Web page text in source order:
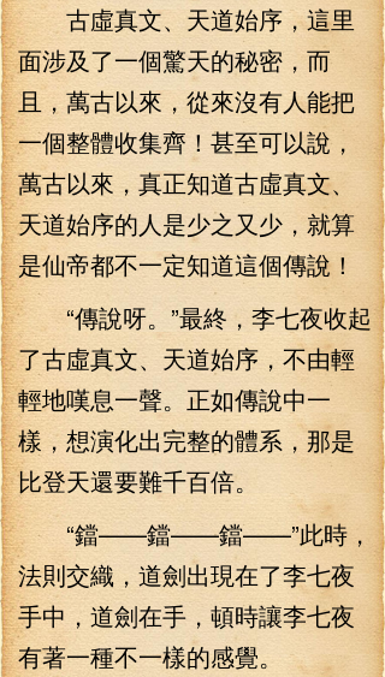
古虛真文、天道始序，這里
面涉及了一個驚天的秘密，而
且，萬古以來，從來沒有人能把
一個整體收集齊！甚至可以說，
萬古以來，真正知道古虛真文、
天道始序的人是少之又少，就算
是仙帝都不一定知道這個傳說！
“傳說呀。”最終，李七夜收起
了古虛真文、天道始序，不由輕
輕地嘆息一聲。正如傳說中一
樣，想演化出完整的體系，那是
比登天還要難千百倍。
“鐺——鐺——鐺——”此時，
法則交織，道劍出現在了李七夜
手中，道劍在手，頓時讓李七夜
有著一種不一樣的感覺。